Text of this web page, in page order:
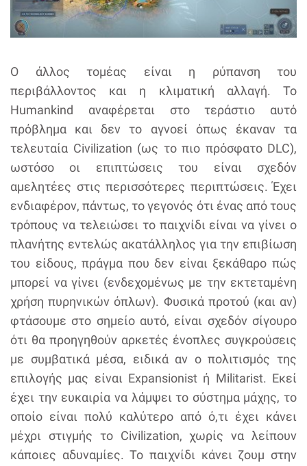
Ο άλλος τομέας είναι η ρύπανση του
περιβάλλοντος και η κλιματική αλλαγή. Το
Humankind αναφέρεται στο τεράστιο αυτό
πρόβλημα και δεν το αγνοεί όπως έκαναν τα
τελευταία Civilization (ως το πιο πρόσφατο DLC),
ωστόσο οι επιπτώσεις του είναι σχεδόν
αμελητέες στις περισσότερες περιπτώσεις. Έχει
ενδιαφέρον, πάντως, το γεγονός ότι ένας από τους
τρόπους να τελειώσει το παιχνίδι είναι να γίνει ο
πλανήτης εντελώς ακατάλληλος για την επιβίωση
του είδους, πράγμα που δεν είναι ξεκάθαρο πώς
μπορεί να γίνει (ενδεχομένως με την εκτεταμένη
χρήση πυρηνικών όπλων). Φυσικά προτού (και αν)
φτάσουμε στο σημείο αυτό, είναι σχεδόν σίγουρο
ότι θα προηγηθούν αρκετές ένοπλες συγκρούσεις
με συμβατικά μέσα, ειδικά αν ο πολιτισμός της
επιλογής μας είναι Expansionist ή Militarist. Εκεί
έχει την ευκαιρία να λάμψει το σύστημα μάχης, το
οποίο είναι πολύ καλύτερο από ό,τι έχει κάνει
μέχρι στιγμής το Civilization, χωρίς να λείπουν
κάποιες αδυναμίες. Το παιχνίδι κάνει ζουμ στην